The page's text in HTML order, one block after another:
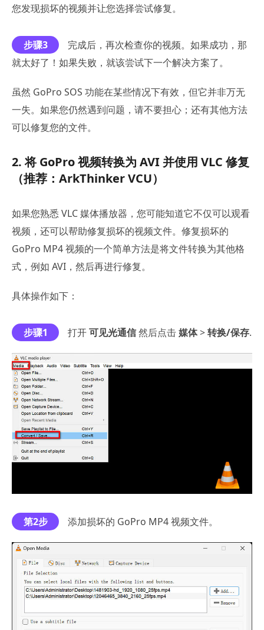
您发现损坏的视频并让您选择尝试修复。
步骤3
完成后，再次检查你的视频。如果成功，那
就太好了！如果失败，就该尝试下一个解决方案了。
虽然 GoPro SOS 功能在某些情况下有效，但它并非万无
一失。如果您仍然遇到问题，请不要担心；还有其他方法
可以修复您的文件。
2. 将 GoPro 视频转换为 AVI 并使用 VLC 修复
（推荐：ArkThinker VCU）
如果您熟悉 VLC 媒体播放器，您可能知道它不仅可以观看
视频，还可以帮助修复损坏的视频文件。修复损坏的
GoPro MP4 视频的一个简单方法是将文件转换为其他格
式，例如 AVI，然后再进行修复。
具体操作如下：
步骤1 打开可见光通信然后点击媒体>转换/保存.
第2步 添加损坏的 GoPro MP4 视频文件。